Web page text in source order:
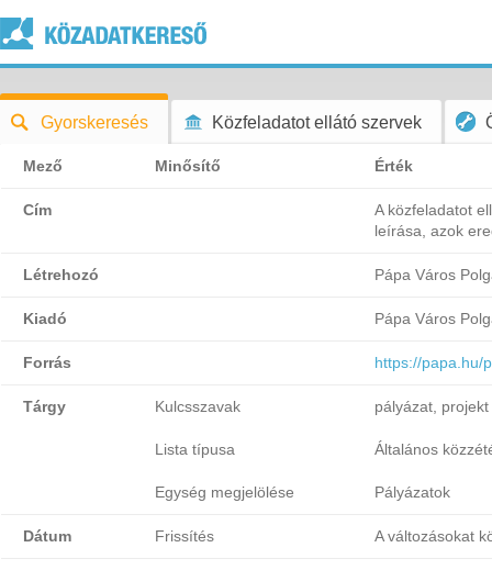
Gyorskeresés Közfeladatot ellátó szervek
Mező Minősítő Érték
Cím
A közfeladatot
leírása, azok
Létrehozó Pápa Város
Kiadó Pápa Város
Forrás https://papa.hu/
Tárgy Kulcsszavak pályázat, projekt
Lista típusa Általános
Egység megjelölése Pályázatok
Dátum Frissítés A változásokat